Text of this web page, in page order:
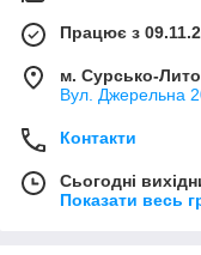
Працює з
м. Сурсько-
Вул. Джерельна
Контакти
Сьогодні
Показати весь